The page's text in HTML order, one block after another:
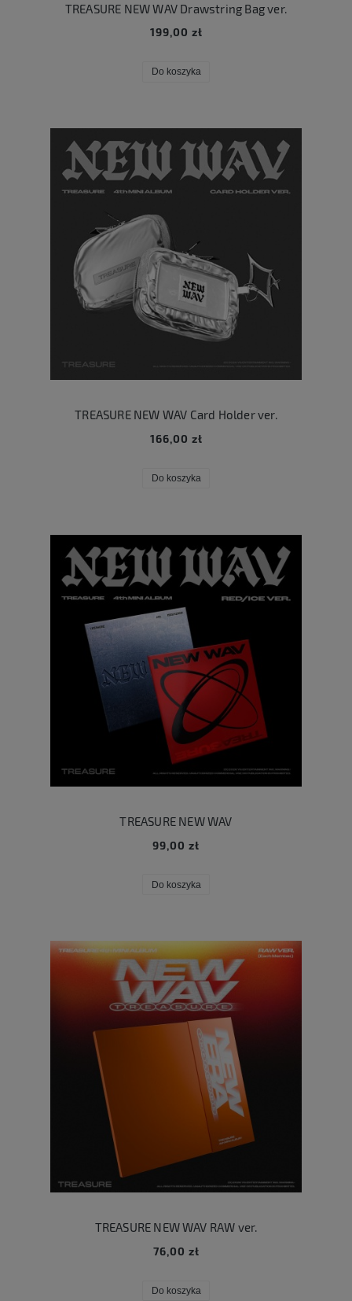
TREASURE NEW WAV Drawstring Bag ver.
199,00 zł
Do koszyka
TREASURE NEW WAV Card Holder ver.
166,00 zł
Do koszyka
TREASURE NEW WAV
99,00 zł
Do koszyka
TREASURE NEW WAV RAW ver.
76,00 zł
Do koszyka